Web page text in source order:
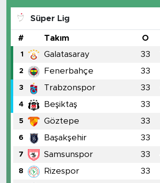
Süper Lig
# Takım O
1 Galatasaray 33
2 Fenerbahçe 33
3 Trabzonspor 33
4 Beşiktaş 33
5 Göztepe 33
6 Başakşehir 33
7 Samsunspor 33
8 Rizespor 33